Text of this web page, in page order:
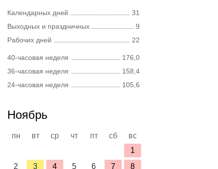
Календарных дней
31
Выходных и праздничных
9
Рабочих дней
22
40-часовая неделя
176,0
36-часовая неделя
158,4
24-часовая неделя
105,6
Ноябрь
пн вт ср чт пт сб
вс
1
2
3 4 5 6 7 8